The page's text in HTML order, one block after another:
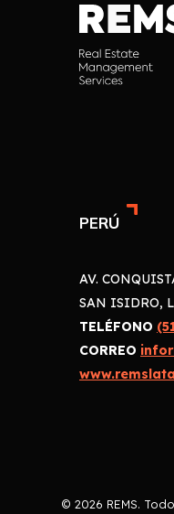
PERÚ
AV.
SAN ISIDRO,
TELÉFONO
CORREO
© 2026 REMS.